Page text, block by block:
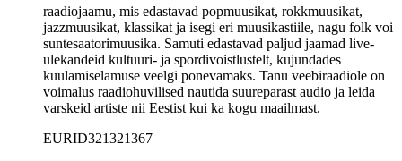
raadiojaamu, mis edastavad popmuusikat, rokkmuusikat,
jazzmuusikat, klassikat ja isegi eri muusikastiile, nagu folk voi
suntesaatorimuusika. Samuti edastavad paljud jaamad live-
ulekandeid kultuuri- ja spordivoistlustelt, kujundades
kuulamiselamuse veelgi ponevamaks. Tanu veebiraadiole on
voimalus raadiohuvilised nautida suureparast audio ja leida
varskeid artiste nii Eestist kui ka kogu maailmast.
EURID321321367